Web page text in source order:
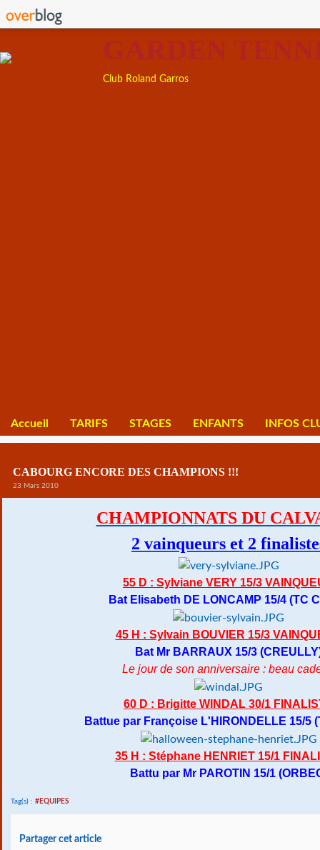
GARDEN
Club Roland Garros
Accueil TARIFS STAGES ENFANTS INFOS
CABOURG ENCORE DES CHAMPIONS !!!
23 Mars 2010
CHAMPIONNATS DU
2 vainqueurs et 2
55 D : Sylviane VERY 15/3
Bat Elisabeth DE LONCAMP 15/4 (TC
45 H : Sylvain BOUVIER 15/3
Bat Mr BARRAUX 15/3
Le jour de son anniversaire : beau
60 D : Brigitte WINDAL 30/1
Battue par Françoise L'HIRONDELLE 15/5
35 H : Stéphane HENRIET 15/1
Battu par Mr PAROTIN 15/1
Tag(s) : #EQUIPES
Partager cet article